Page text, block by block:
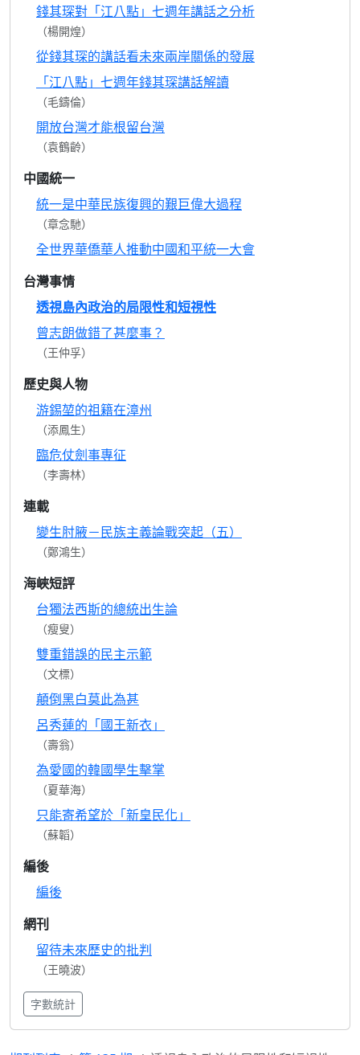
錢其琛對「江八點」七週年講話之分析
（楊開煌）
從錢其琛的講話看未來兩岸關係的發展
「江八點」七週年錢其琛講話解讀
（毛鑄倫）
開放台灣才能根留台灣
（袁鶴齡）
中國統一
統一是中華民族復興的艱巨偉大過程
（章念馳）
全世界華僑華人推動中國和平統一大會
台灣事情
透視島內政治的局限性和短視性
曾志朗做錯了甚麼事？
（王仲孚）
歷史與人物
游錫堃的祖籍在漳州
（添鳳生）
臨危仗劍事專征
（李壽林）
連載
變生肘腋－民族主義論戰突起（五）
（鄭鴻生）
海峽短評
台獨法西斯的總統出生論
（瘦叟）
雙重錯誤的民主示範
（文標）
顛倒黑白莫此為甚
呂秀蓮的「國王新衣」
（壽翁）
為愛國的韓國學生擊掌
（夏華海）
只能寄希望於「新皇民化」
（蘇韜）
編後
編後
網刊
留待未來歷史的批判
（王曉波）
字數統計